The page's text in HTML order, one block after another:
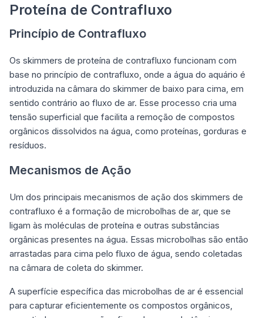
Proteína de Contrafluxo
Princípio de Contrafluxo
Os skimmers de proteína de contrafluxo funcionam com
base no princípio de contrafluxo, onde a água do aquário é
introduzida na câmara do skimmer de baixo para cima, em
sentido contrário ao fluxo de ar. Esse processo cria uma
tensão superficial que facilita a remoção de compostos
orgânicos dissolvidos na água, como proteínas, gorduras e
resíduos.
Mecanismos de Ação
Um dos principais mecanismos de ação dos skimmers de
contrafluxo é a formação de microbolhas de ar, que se
ligam às moléculas de proteína e outras substâncias
orgânicas presentes na água. Essas microbolhas são então
arrastadas para cima pelo fluxo de água, sendo coletadas
na câmara de coleta do skimmer.
A superfície específica das microbolhas de ar é essencial
para capturar eficientemente os compostos orgânicos,